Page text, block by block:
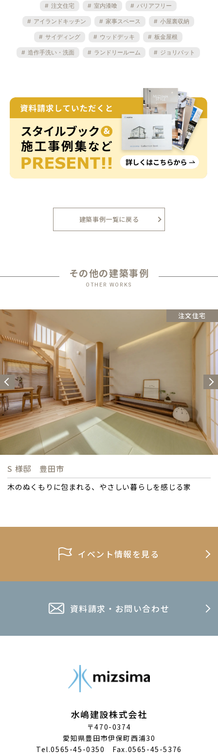
注文住宅 室内漆喰 バリアフリー
アイランドキッチン 家事スペース 小屋裏収納
サイディング ウッドデッキ 板金屋根
造作手洗い・洗面 ランドリールーム ジョリパット
建築事例一覧に戻る
その他の建築事例
OTHER WORKS
注文住宅
I様邸 豊田市
古材を受け継ぎ、新しい価値をもつ家
イベント情報を見る
資料請求・お問い合わせ
水嶋建設株式会社
〒470-0374
愛知県豊田市伊保町西浦30
Tel.0565-45-0350 Fax.0565-45-5376